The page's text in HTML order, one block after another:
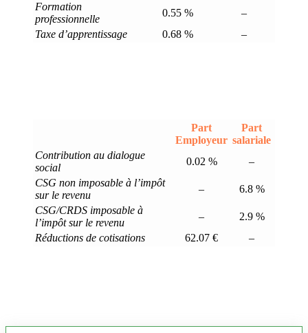
Formation
professionnelle
0.55 %
–
Taxe d’apprentissage
0.68 % –
Part
Employeur
Part
salariale
Contribution au dialogue
social
0.02 %
–
CSG non imposable à l’impôt
sur le revenu
–
6.8 %
CSG/CRDS imposable à
l’impôt sur le revenu
–
2.9 %
Réductions de cotisations
62.07 € –